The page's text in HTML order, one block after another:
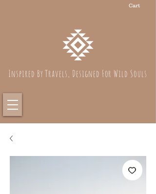
Cart
Inspired By Travels, Designed For Wild Souls